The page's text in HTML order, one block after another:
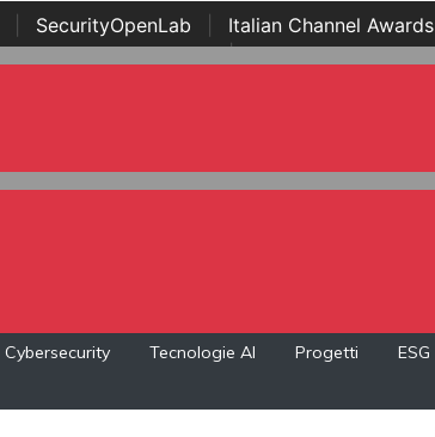
SecurityOpenLab Italian Channel Awards
Awards | ...
Cybersecurity Tecnologie AI Progetti ESG